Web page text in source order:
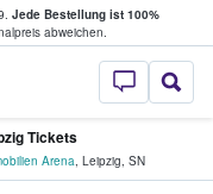
Jede Bestellung ist 100%
abweichen.
StubHub - Wo
Tickets
Arena, Leipzig, SN